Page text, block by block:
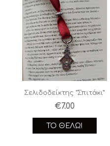
Σελιδοδείκτης “Σπιτάκι”
€7.00
ΤΟ ΘΈΛΩ!